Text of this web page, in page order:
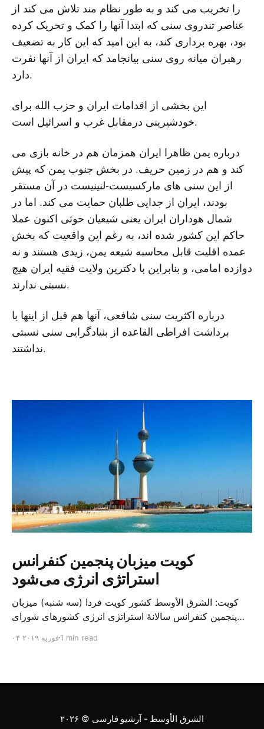
را تخریب می کند و به طور نظام مند تلاش می کند از
عناصر تندروی سنی که ابتدا آنها را کمک و تحریک کرده
بود، بهره برداری کند، به این امید که این کار به تضعیف
رهبران میانه روی سنی بیانجامد که ایران از آنها نفرت
دارد.
این بخشی از اقدامات ایران و حزب الله برای
خودشیرینی درمقابل غرب و اسرائیل است.
درباره یمن ظاهرا ایران همزمان هم در خانه بازی می
کند و هم در زمین حریف. در بخش جنوب یمن که پیش
از این سنی های مارکسیست-لنینیست در آن مستقر
بودند، ایران از جدایی طلبان حمایت می کند. اما در
شمال هوداران ایران یعنی شیعیان حوثی اکنون عملا
حاکم این کشور شده اند، به رغم این واقعیت که بخش
عمده اقلیت قابل محاسبه شیعه یمن، زیدی هستند و نه
دوازده امامی، و بنابراین با دکترین ولایت فقیه ایران هیچ
نسبتی ندارند.
درباره اکثریت سنی شافعی، آنها هم قبل از اینها با
برداشت افراطی القاعده از بنیادگرایی سنی نسبتی
نداشتند.
کویت میزبان پنجمین کنفرانس
استراتژی انرژی می‌شود
کویت: الشرق الأوسط کشور کویت فردا (سه شنبه) میزبان
پنجمین کنفرانس سالانهٔ استراتژی انرژی کشورهای شورای
متخصص از شرکت‌های جهانی نفت و گاز در این کنفرانس
۰۴ فوریه ۲۰۱۹1 min read
الشرق الأوسط - آرشیو فارسی © ۲۰۲۶